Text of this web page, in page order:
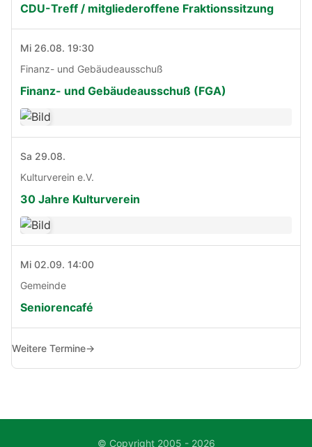
CDU-Treff / mitgliederoffene Fraktionssitzung
Mi 26.08. 19:30
Finanz- und Gebäudeausschuß
Finanz- und Gebäudeausschuß (FGA)
Sa 29.08.
Kulturverein e.V.
30 Jahre Kulturverein
Mi 02.09. 14:00
Gemeinde
Seniorencafé
Weitere Termine→
© Copyright 2005 - 2026